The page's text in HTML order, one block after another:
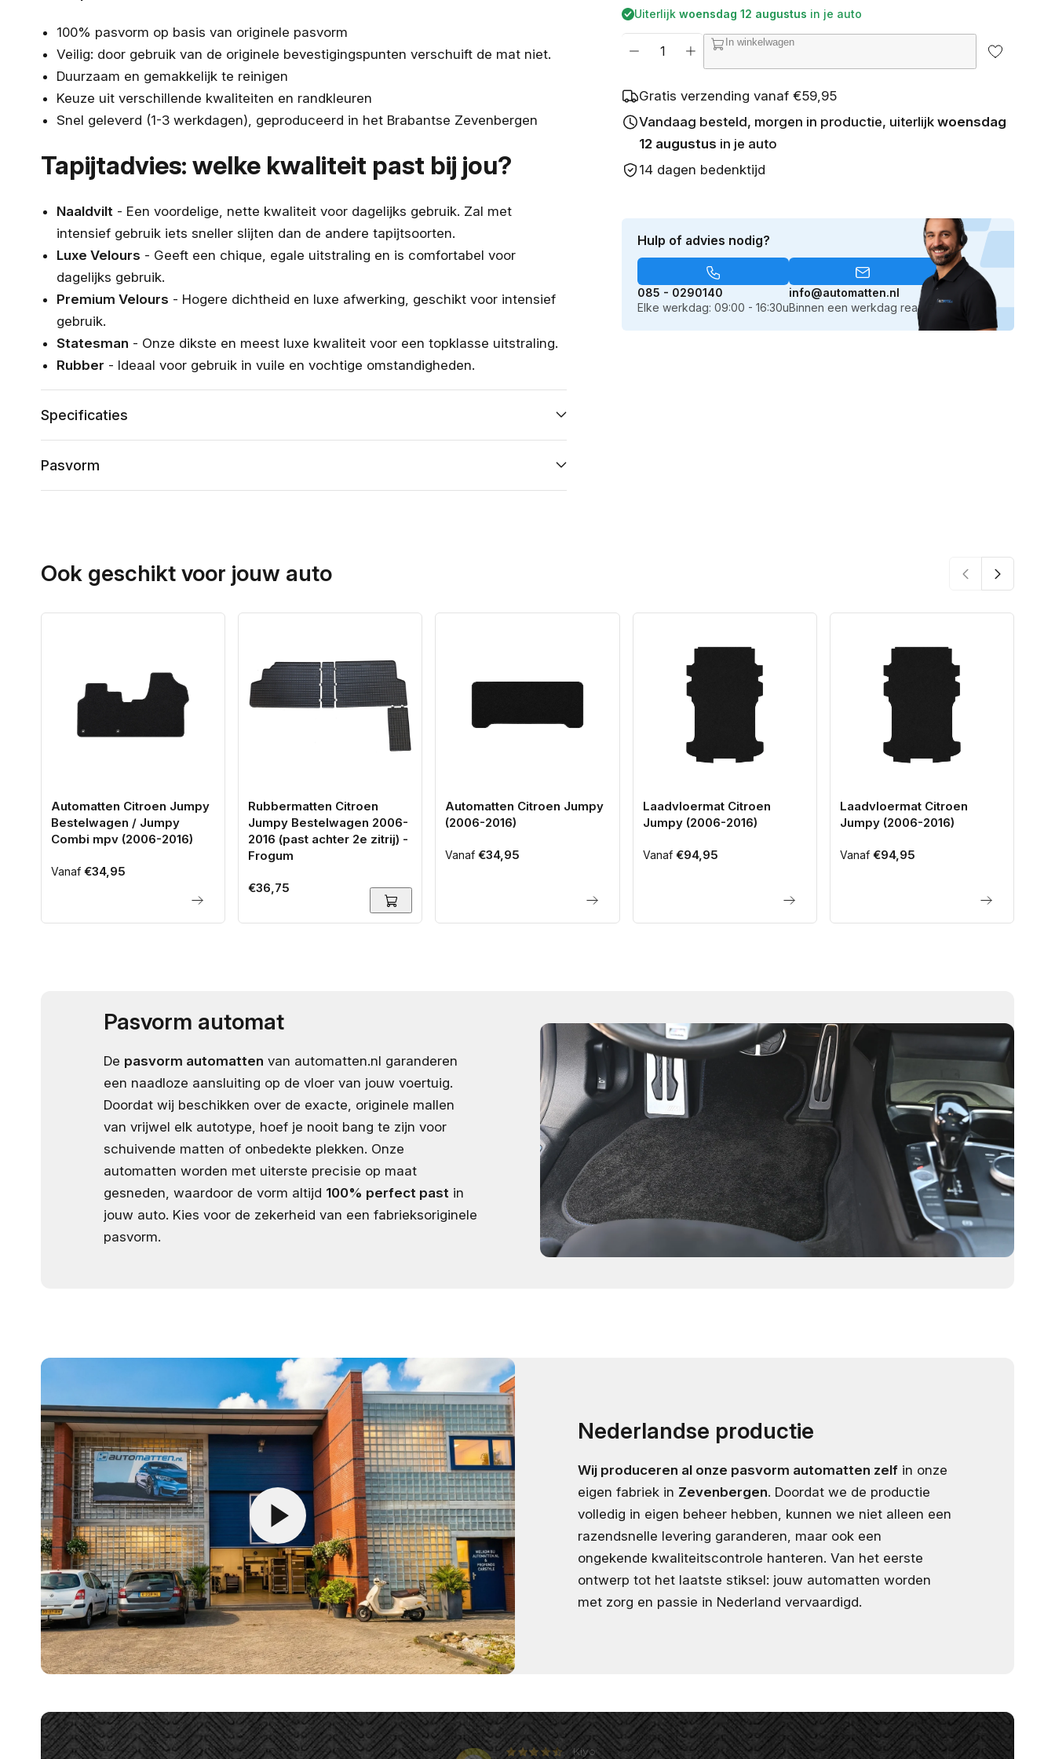
100% pasvorm op basis van originele pasvorm
Veilig: door gebruik van de originele bevestigingspunten verschuift de mat niet.
Duurzaam en gemakkelijk te reinigen
Keuze uit verschillende kwaliteiten en randkleuren
Snel geleverd (1-3 werkdagen), geproduceerd in het Brabantse Zevenbergen
Tapijtadvies: welke kwaliteit past bij jou?
Naaldvilt - Een voordelige, nette kwaliteit voor dagelijks gebruik. Zal met
intensief gebruik iets sneller slijten dan de andere tapijtsoorten.
Luxe Velours - Geeft een chique, egale uitstraling en is comfortabel voor
dagelijks gebruik.
Premium Velours - Hogere dichtheid en luxe afwerking, geschikt voor intensief
gebruik.
Statesman - Onze dikste en meest luxe kwaliteit voor een topklasse uitstraling.
Rubber - Ideaal voor gebruik in vuile en vochtige omstandigheden.
Specificaties
Pasvorm
prijs
Uiterlijk woensdag 12 augustus in je auto
Aantal
voor
Automatten
Citroen
Jumpy
2016)
Aantal
verhogen
voor
Automatten
Citroen
Jumpy
2016)
In winkelwagen
Gratis verzending vanaf €59,95
Vandaag besteld, morgen in productie, uiterlijk woensdag
12 augustus in je auto
14 dagen bedenktijd
Hulp of advies nodig?
085 - 0290140
Elke werkdag: 09:00 - 16:30u
info@automatten.nl
Binnen een werkdag reactie
Ook geschikt voor jouw auto
Automatten Citroen Jumpy
Bestelwagen / Jumpy
Combi mpv (2006-2016)
Normale
Vanaf €34,95
Rubbermatten Citroen
Jumpy Bestelwagen 2006-
2016 (past achter 2e zitrij) -
Frogum
Normale
€36,75
Automatten Citroen Jumpy
(2006-2016)
Normale
Vanaf €34,95
Laadvloermat Citroen
Jumpy (2006-2016)
Normale
Vanaf€94,95
Laadvloermat Citroen
Jumpy (2006-2016)
Normale
Vanaf€94,95
Pasvorm automat
De pasvorm automatten van automatten.nl garanderen
een naadloze aansluiting op de vloer van jouw voertuig.
Doordat wij beschikken over de exacte, originele mallen
van vrijwel elk autotype, hoef je nooit bang te zijn voor
schuivende matten of onbedekte plekken. Onze
automatten worden met uiterste precisie op maat
gesneden, waardoor de vorm altijd 100% perfect past in
jouw auto. Kies voor de zekerheid van een fabrieksoriginele
pasvorm.
Nederlandse productie
Wij produceren al onze pasvorm automatten zelf in onze
eigen fabriek in Zevenbergen. Doordat we de productie
volledig in eigen beheer hebben, kunnen we niet alleen een
razendsnelle levering garanderen, maar ook een
ongekende kwaliteitscontrole hanteren. Van het eerste
ontwerp tot het laatste stiksel: jouw automatten worden
met zorg en passie in Nederland vervaardigd.